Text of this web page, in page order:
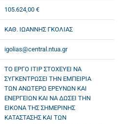
105.624,00 €
ΚΑΘ. ΙΩΑΝΝΗΣ ΓΚΟΛΙΑΣ
igolias@central.ntua.gr
ΤΟ ΕΡΓΟ ITIP ΣΤΟΧΕΥΕΙ ΝΑ
ΣΥΓΚΕΝΤΡΩΣΕΙ ΤΗΝ ΕΜΠΕΙΡΙΑ
ΤΩΝ ΑΝΩΤΕΡΩ ΕΡΕΥΝΩΝ ΚΑΙ
ΕΝΕΡΓΕΙΩΝ ΚΑΙ ΝΑ ΔΩΣΕΙ ΤΗΝ
ΕΙΚΟΝΑ ΤΗΣ ΣΗΜΕΡΙΝΗΣ
ΚΑΤΑΣΤΑΣΗΣ ΚΑΙ ΤΩΝ